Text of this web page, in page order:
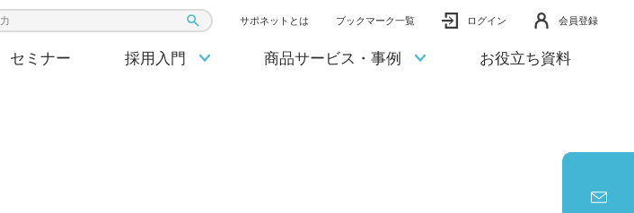
力 サポネットとは ブックマーク一覧 ログイン 会員登録
セミナー 採用入門 商品サービス・事例 お役立ち資料